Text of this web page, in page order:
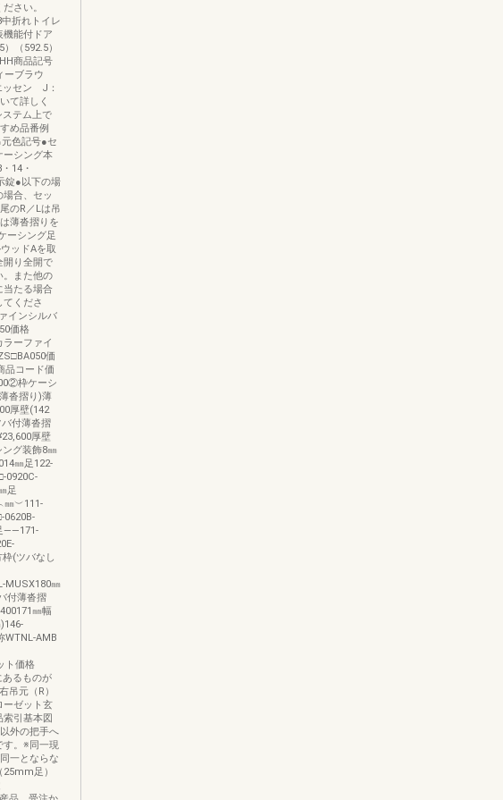
さい。
折れトイレ
機能付ドア
（592.5）
商品記号
ーブラウ
セン J：
て詳しく
ステム上で
め品番例
色記号●セ
ーシング本
14・
錠●以下の場
合、セッ
のR／Lは吊
薄沓摺りを
ーシング足
ッドAを取
開り全開で
。また他の
当たる場合
くださ
インシルバ
価格
ラーファイ
価
品コード価
枠ケーシ
沓摺り)薄
厚壁(142
付薄沓摺
厚壁
グ装飾8㎜
㎜足122-
0920C-
足
㎜︶111-
0620B-
――171-
(ツバなし
MUSX180㎜
付薄沓摺
㎜幅
WTNL-AMB
ト価格
るものが
吊元（R）
ーゼット玄
索引基本図
外の把手へ
す。※同一現
一とならな
足）